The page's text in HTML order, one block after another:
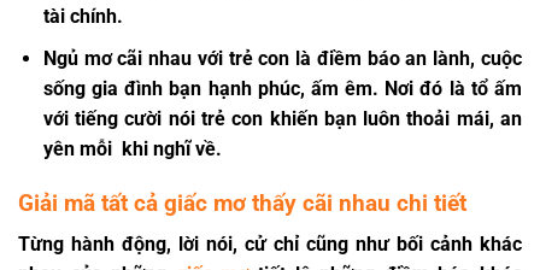
tài chính.
Ngủ mơ cãi nhau với trẻ con là điềm báo an lành, cuộc
sống gia đình bạn hạnh phúc, ấm êm. Nơi đó là tổ ấm
với tiếng cười nói trẻ con khiến bạn luôn thoải mái, an
yên mỗi khi nghĩ về.
Giải mã tất cả giấc mơ thấy cãi nhau chi tiết
Từng hành động, lời nói, cử chỉ cũng như bối cảnh khác